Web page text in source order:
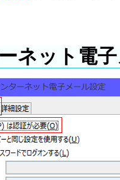
ネット電